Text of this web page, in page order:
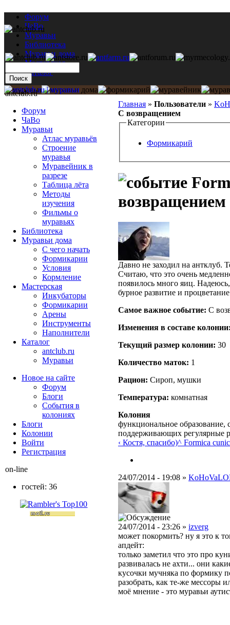
Форум
ЧаВо
Муравьи
Библиотека
Муравьи дома
Мастерская
Каталог
Главная » Пользователи »
С возвращением
Категории
Формикарий
возвращением
Давно не заходил на антклуб.
Считаю, что это очень
появилось много яиц.
бурное развитие и
Самое важное событие: С
Изменения в составе
Текущий размер кoлонии: 30
Количество маток: 1
Рацион: Сироп, мушки
Температура: комнатная
Колония
функциональное образование,
поддерживающих регулярные
‹ Костя, спасибо)^ Formica
24/07/2014 - 19:08 »
24/07/2014 - 23:26 » izverg
может покормить? ну я это к
апдейт:
только заметил что это про
развивалась не ахти... они
кусочки мучняка по формику
разобрать, как те-же мессоры
моё мнение - это муравьи
antclub.ru
Форум
ЧаВо
Муравьи
Атлас муравьёв
Строение
муравья
Муравейник в
разрезе
Таблица лёта
Методы
изучения
Фильмы о
муравьях
Библиотека
Муравьи дома
С чего начать
Формикарии
Условия
Кормление
Мастерская
Инкубаторы
Формикарии
Арены
Инструменты
Наполнители
Каталог
antclub.ru
Муравьи
Новое на сайте
Форум
Блоги
События в
колониях
Блоги
Колонии
Войти
Peгиcтpaция
on-line
гостей: 36